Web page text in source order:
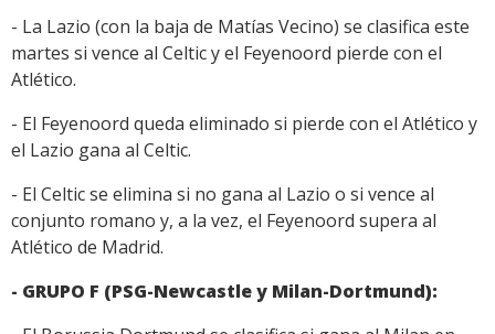
- La Lazio (con la baja de Matías Vecino) se clasifica este
martes si vence al Celtic y el Feyenoord pierde con el
Atlético.
- El Feyenoord queda eliminado si pierde con el Atlético y
el Lazio gana al Celtic.
- El Celtic se elimina si no gana al Lazio o si vence al
conjunto romano y, a la vez, el Feyenoord supera al
Atlético de Madrid.
- GRUPO F (PSG-Newcastle y Milan-Dortmund):